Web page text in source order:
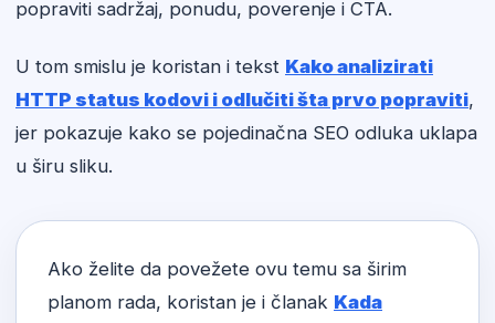
popraviti sadržaj, ponudu, poverenje i CTA.
U tom smislu je koristan i tekst Kako analizirati
HTTP status kodovi i odlučiti šta prvo popraviti,
jer pokazuje kako se pojedinačna SEO odluka uklapa
u širu sliku.
Ako želite da povežete ovu temu sa širim
planom rada, koristan je i članak Kada